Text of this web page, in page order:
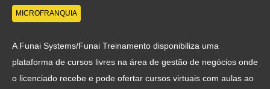
Sucesso
MICROFRANQUIA
A Funai Systems/Funai Treinamento disponibiliza uma
plataforma de cursos livres na área de gestão de negócios onde
o licenciado recebe e pode ofertar cursos virtuais com aulas ao